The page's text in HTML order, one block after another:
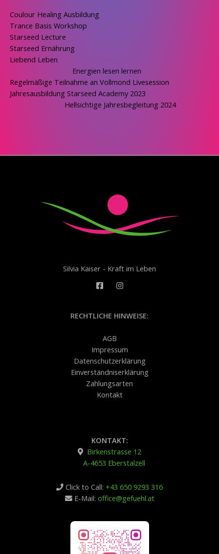
Coulour Healing Ausbildung
Trance Basis Workshop
Starseed Lecture
Starseed Ernährung
Liebend Leben
Energien lesen lernen
Regelmäßige Teilnahme an Vollmond Livesession
Jahresausbildung Starseed Academy 2023
Hellsichtige Jahresbegleitung 2024
Silvia Kaiser - Kraft im Leben
RECHTLICHE HINWEISE:
AGB
Impressum
Datenschutzerklärung
Einverständniserklärung
Zahlungsarten
Kontakt
KONTAKT:
Birkenstrasse 12
A-4653 Eberstalzell
Click to Call: +43 650 9293 316
E-Mail: office@gefuehl.at